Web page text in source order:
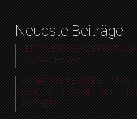
Neueste Beiträge
LEFTOVERS
„ERWACHSEN“
ANNA TUR REMIXES „I’M
OAKENFOLD AND
ANTHEM